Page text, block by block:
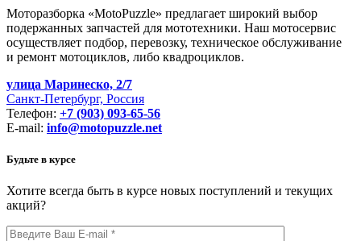
Моторазборка «MotoPuzzle» предлагает широкий выбор
подержанных запчастей для мототехники. Наш мотосервис
осуществляет подбор, перевозку, техническое обслуживание
и ремонт мотоциклов, либо квадроциклов.
улица Маринеско, 2/7
Санкт-Петербург, Россия
Телефон: +7 (903) 093-65-56
E-mail: info@motopuzzle.net
Будьте в курсе
Хотите всегда быть в курсе новых поступлений и текущих
акций?